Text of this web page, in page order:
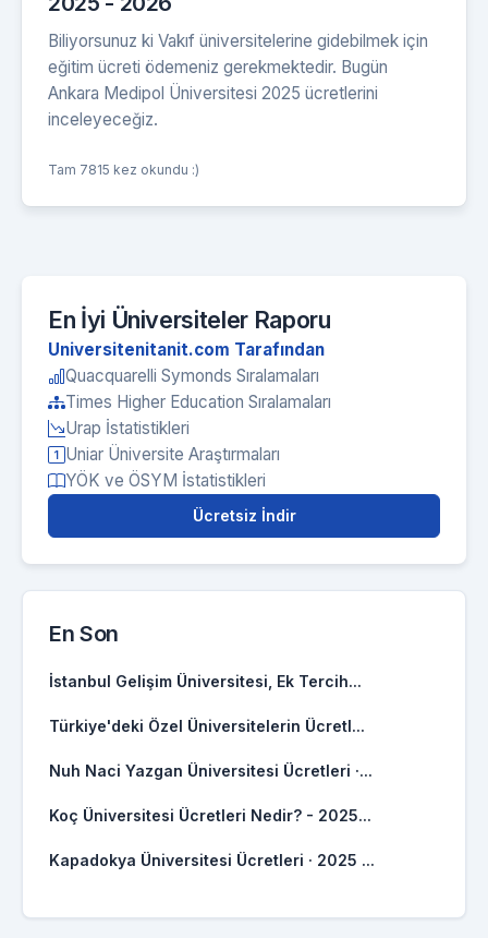
Biliyorsunuz ki Vakıf üniversitelerine gidebilmek için
eğitim ücreti ödemeniz gerekmektedir. Bugün
Ankara Medipol Üniversitesi 2025 ücretlerini
inceleyeceğiz.
Tam 7815 kez okundu :)
En İyi Üniversiteler Raporu
Universitenitanit.com Tarafından
Quacquarelli Symonds Sıralamaları
Times Higher Education Sıralamaları
Urap İstatistikleri
Uniar Üniversite Araştırmaları
YÖK ve ÖSYM İstatistikleri
Ücretsiz İndir
En Son
İstanbul Gelişim Üniversitesi, Ek Tercih...
Türkiye'deki Özel Üniversitelerin Ücretl...
Nuh Naci Yazgan Üniversitesi Ücretleri ·...
Koç Üniversitesi Ücretleri Nedir? - 2025...
Kapadokya Üniversitesi Ücretleri · 2025 ...